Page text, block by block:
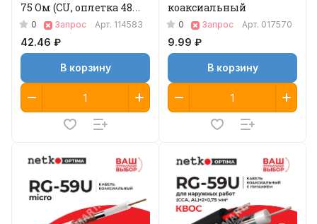
75 Ом (CU, оплетка 48
нитей TnCCA), белый
(100м) Optima
0 Запрос Арт. 114583
42.46 ₽
В корзину
коаксиальный
0 Запрос Арт. 017570
9.99 ₽
В корзину